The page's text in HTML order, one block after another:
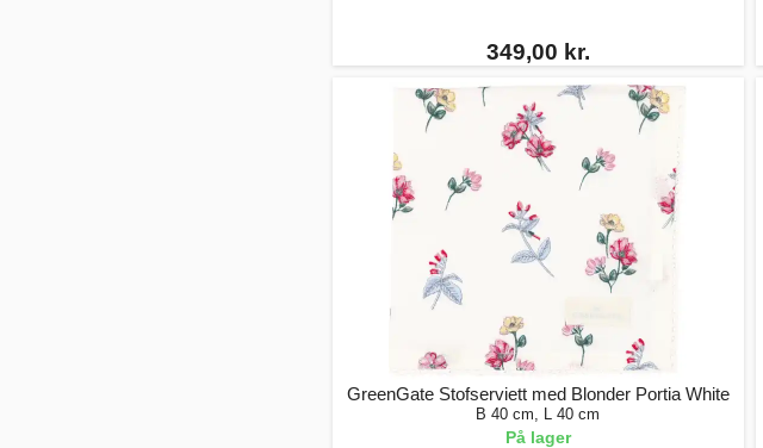
349,00 kr.
GreenGate Stofserviett med Blonder Portia White
B 40 cm, L 40 cm
På lager